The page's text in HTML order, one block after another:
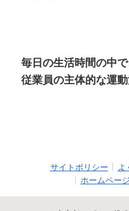
毎日の生活時間の中で
従業員の主体的な運動
サイトポリシー よ
ホームペー